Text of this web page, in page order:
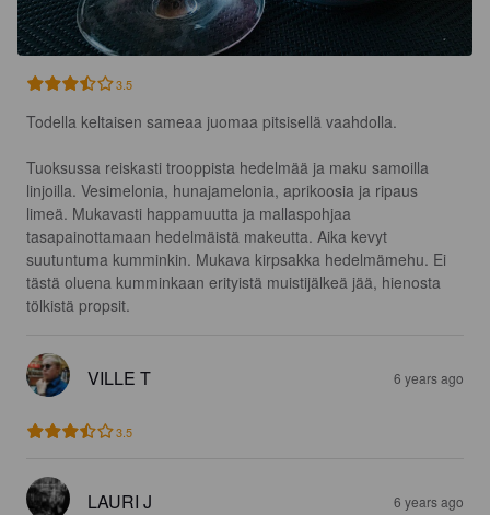
3.5
Todella keltaisen sameaa juomaa pitsisellä vaahdolla.
Tuoksussa reiskasti trooppista hedelmää ja maku samoilla
linjoilla. Vesimelonia, hunajamelonia, aprikoosia ja ripaus
limeä. Mukavasti happamuutta ja mallaspohjaa
tasapainottamaan hedelmäistä makeutta. Aika kevyt
suutuntuma kumminkin. Mukava kirpsakka hedelmämehu. Ei
tästä oluena kumminkaan erityistä muistijälkeä jää, hienosta
tölkistä propsit.
VILLE T 6 years ago
3.5
LAURI J 6 years ago